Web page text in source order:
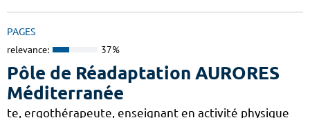
PAGES
relevance: 37%
Pôle de Réadaptation AURORES
Méditerranée
te, ergothérapeute, enseignant en activité physique